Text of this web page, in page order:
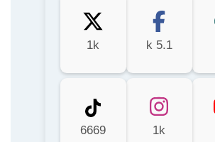
5.1 k
1k
1k
6669